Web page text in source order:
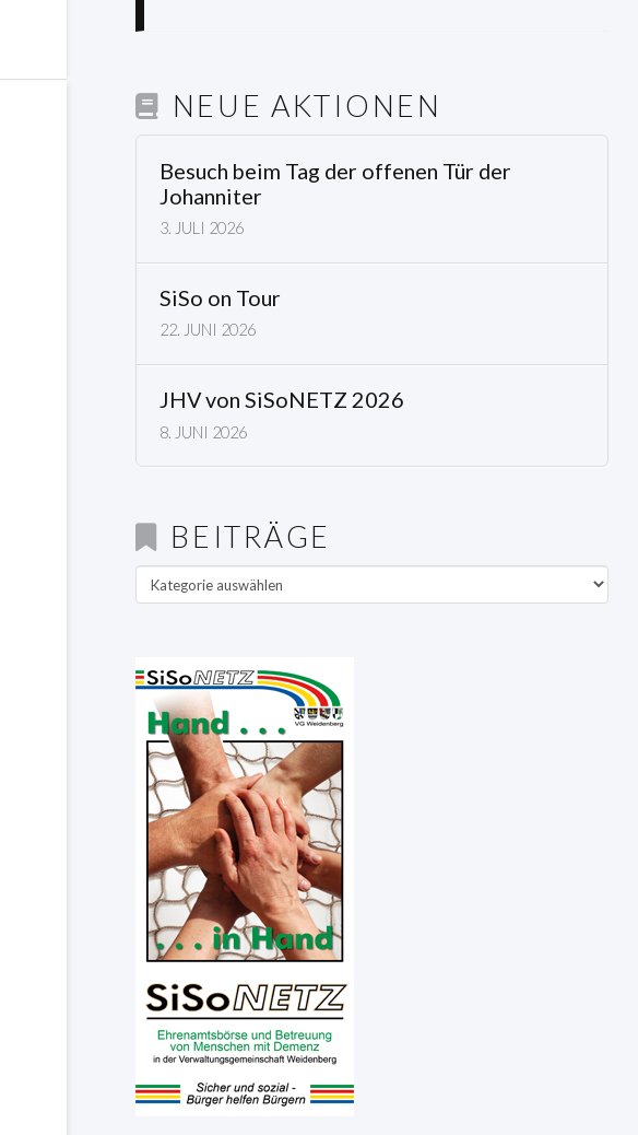
NEUE AKTIONEN
Besuch beim Tag der offenen Tür der
Johanniter
3. JULI 2026
SiSo on Tour
22. JUNI 2026
JHV von SiSoNETZ 2026
8. JUNI 2026
BEITRÄGE
Beiträge